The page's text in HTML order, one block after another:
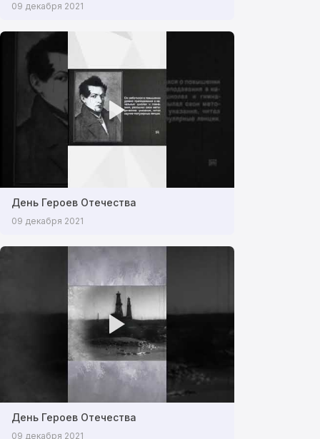
09 декабря 2021
День Героев Отечества
09 декабря 2021
День Героев Отечества
09 декабря 2021